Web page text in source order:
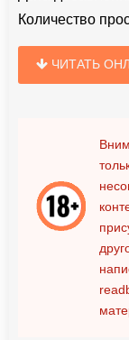
Количество
ЧИТАТЬ